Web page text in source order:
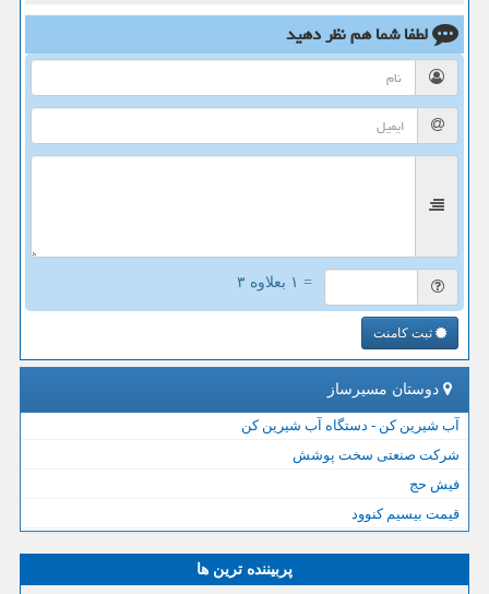
لطفا شما همنظر دهید
= ۱ بعلاوه ۳
ثبت کامنت
دوستان مسیرساز
آب شیرین کن - دستگاه آب شیرین کن
شرکت صنعتی سخت پوشش
فیش حج
قیمت بیسیم کنوود
پربیننده ترین ها